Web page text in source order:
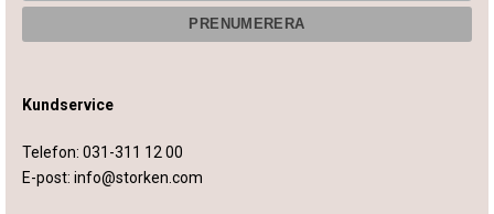
Kundservice
Telefon: 031-311 12 00
E-post: info@storken.com